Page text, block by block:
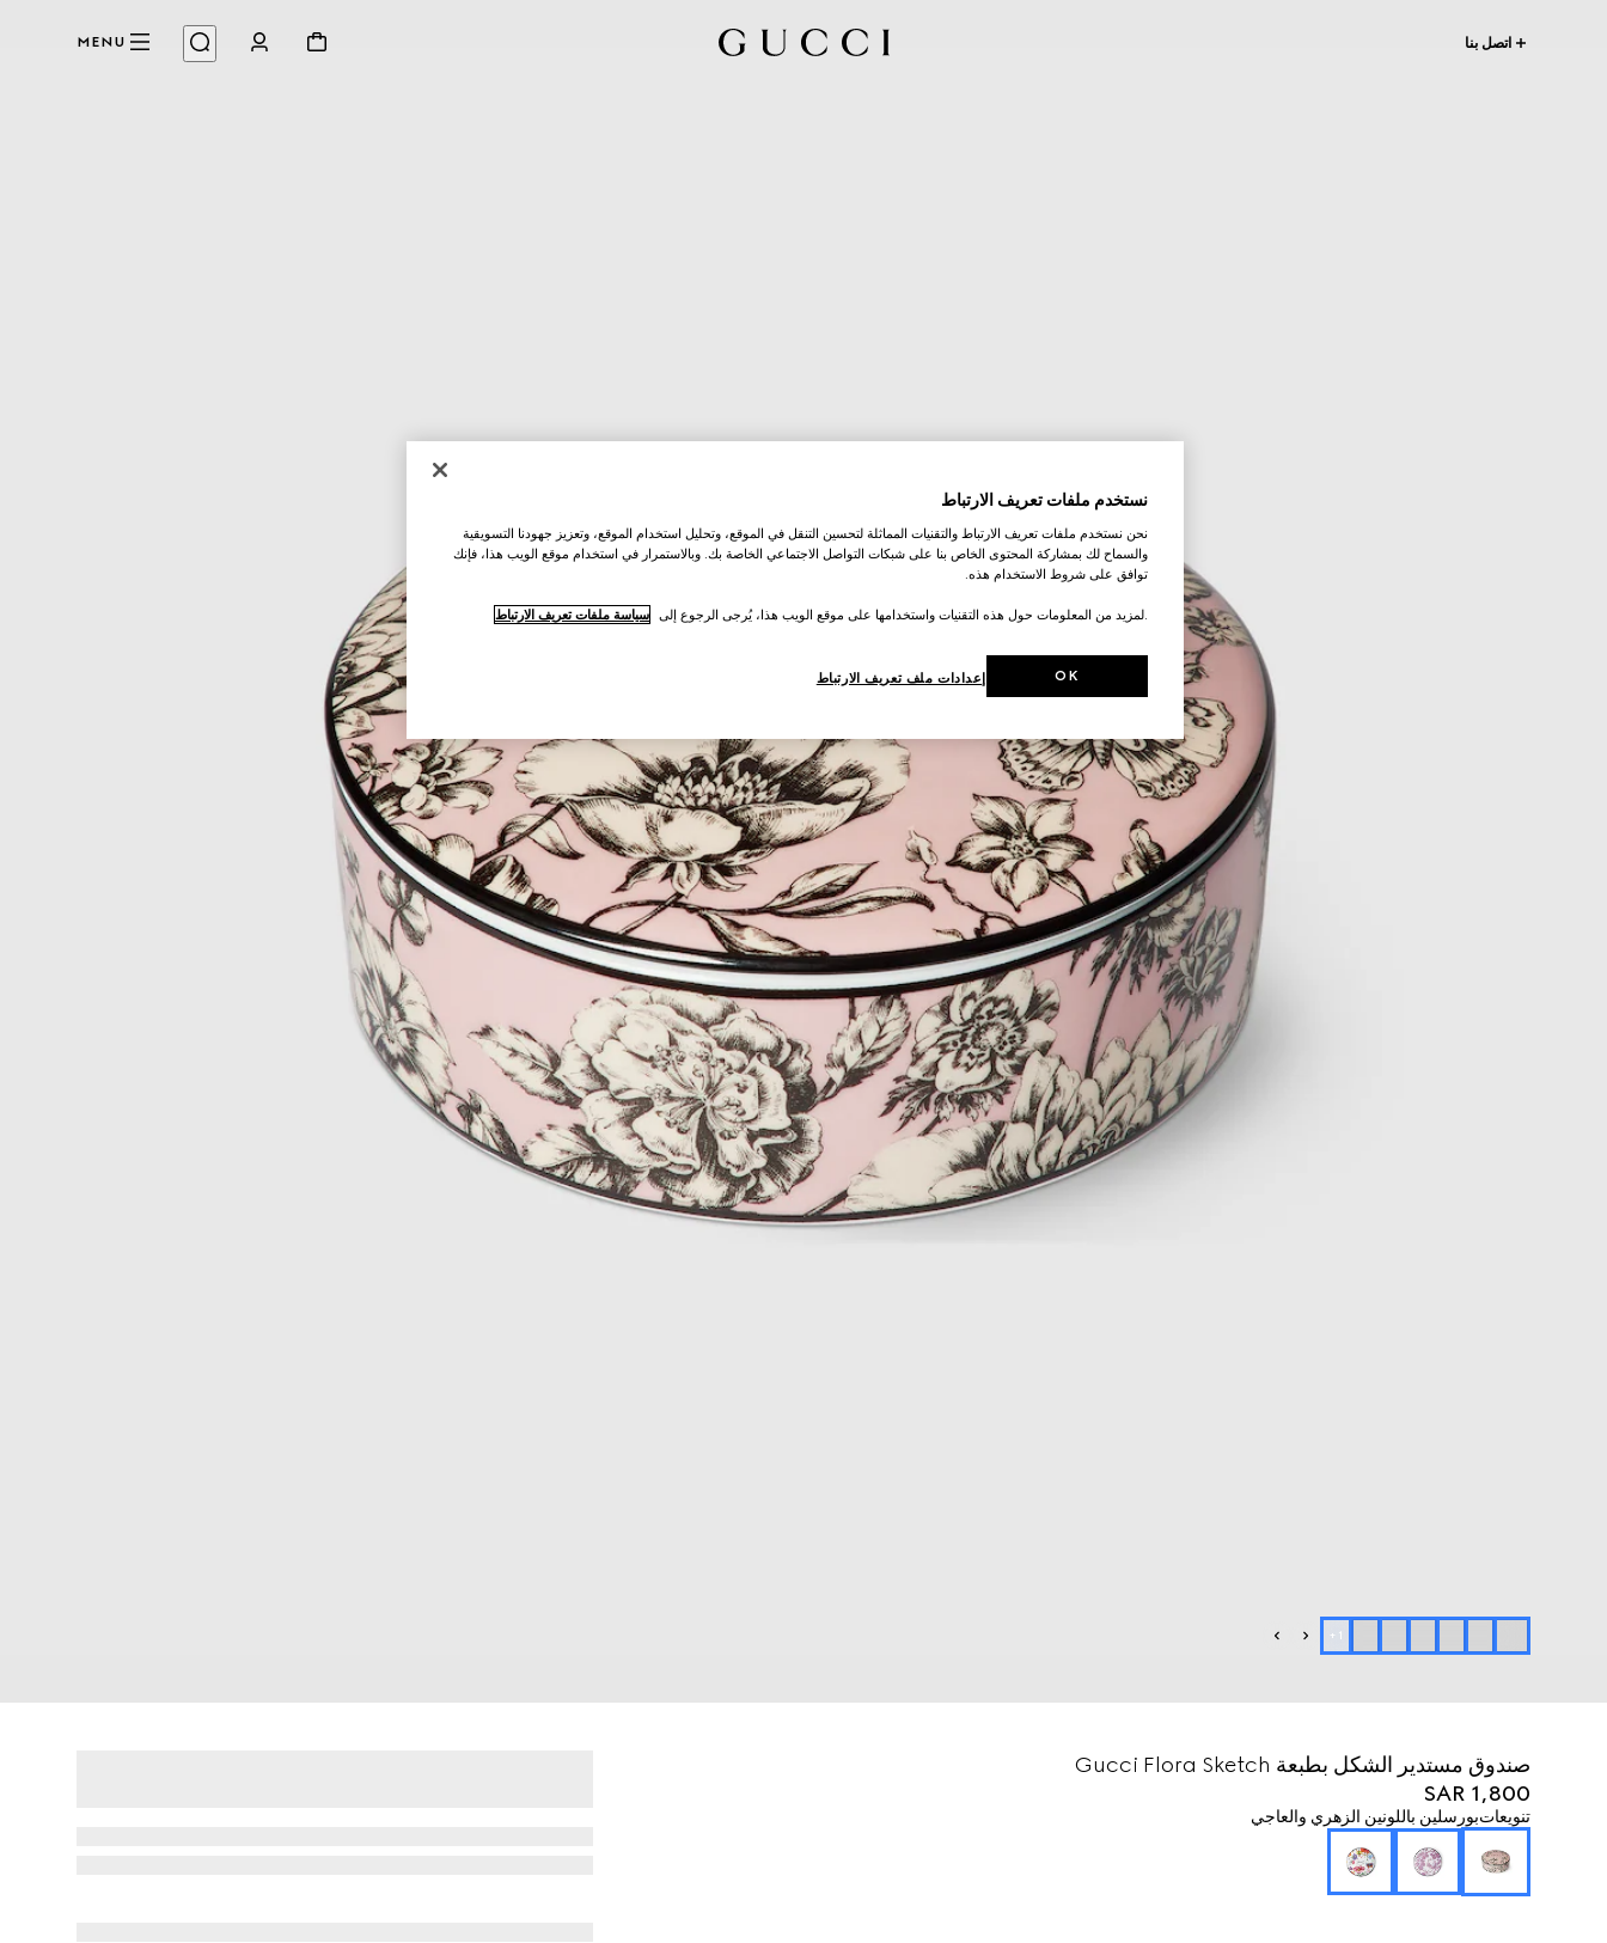
اتصل بنا MENU
+ 1
صندوق مستدير الشكل بطبعة Gucci Flora Sketch
SAR 1,800
تنويعاتبورسلين باللونين الزهري والعاجي
نستخدم ملفات تعريف الارتباط
نحن نستخدم ملفات تعريف الارتباط والتقنيات المماثلة لتحسين التنقل في الموقع، وتحليل استخدام الموقع، وتعزيز جهودنا التسويقية
والسماح لك بمشاركة المحتوى الخاص بنا على شبكات التواصل الاجتماعي الخاصة بك. وبالاستمرار في استخدام موقع الويب هذا، فإنك
توافق على شروط الاستخدام هذه.
.لمزيد من المعلومات حول هذه التقنيات واستخدامها على موقع الويب هذا، يُرجى الرجوع إلى سياسة ملفات تعريف الارتباط
إعدادات ملف تعريف الارتباط OK